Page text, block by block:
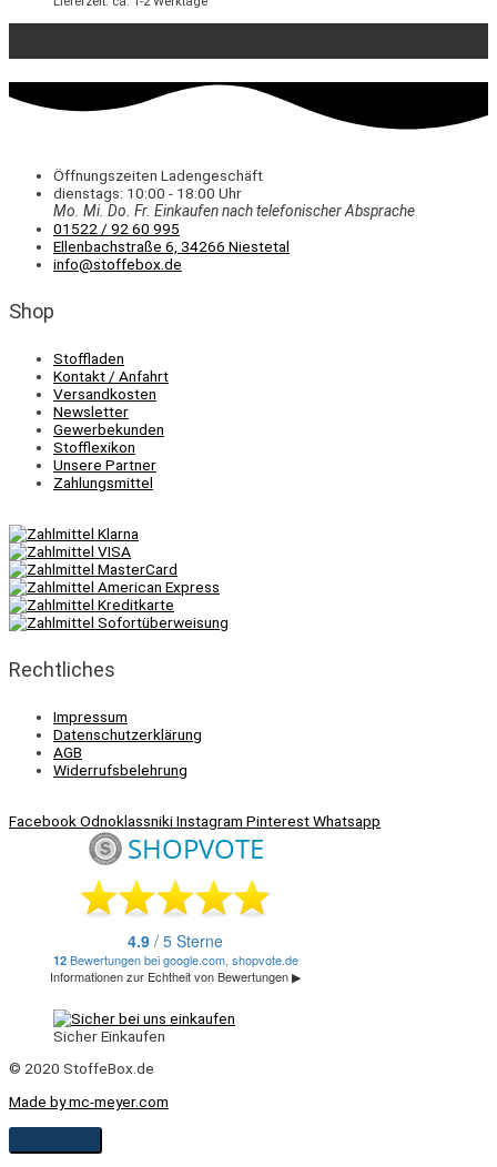
Öffnungszeiten Ladengeschäft
dienstags: 10:00 - 18:00 Uhr
Mo. Mi. Do. Fr. Einkaufennach telefonischer Absprache
01522 / 92 60 995
Ellenbachstraße 6, 34266 Niestetal
info@stoffebox.de
Shop
Stoffladen
Kontakt / Anfahrt
Versandkosten
Newsletter
Gewerbekunden
Stofflexikon
Unsere Partner
Zahlungsmittel
Rechtliches
Impressum
Datenschutzerklärung
AGB
Widerrufsbelehrung
FacebookOdnoklassnikiInstagram PinterestWhatsapp
Sicher Einkaufen
© 2020 StoffeBox.de
Made by mc-meyer.com